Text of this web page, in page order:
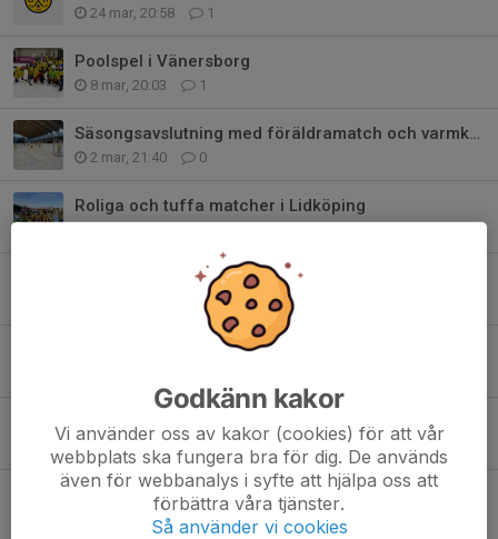
24 mar, 20:58 1
Poolspel i Vänersborg
8 mar, 20:03 1
Säsongsavslutning med föräldramatch och varmkorv
2 mar, 21:40 0
Roliga och tuffa matcher i Lidköping
1
Dagens poolspel lämnade ingen torr
13 dec 2025 0
Tack för ett lyckat poolspel
29 nov 2025
Godkänn kakor
Vi använder oss av kakor (cookies) för att vår
webbplats ska fungera bra för dig. De används
även för webbanalys i syfte att hjälpa oss att
förbättra våra tjänster.
Så använder vi cookies